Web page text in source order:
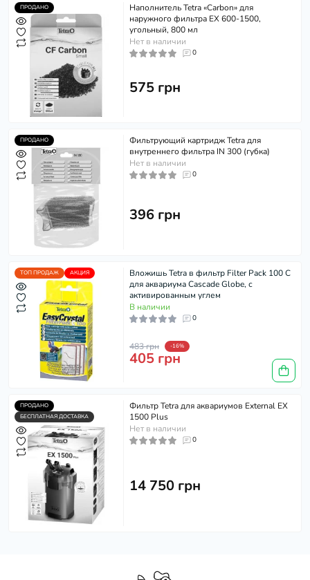
ПРОДАНО
Наполнитель Tetra «Carbon» для
наружного фильтра EX 600-1500,
угольный, 800 мл
Нет в наличии
0
575 грн
ПРОДАНО
Фильтрующий картридж Tetra для
внутреннего фильтра IN 300 (губка)
Нет в наличии
0
396 грн
ТОП ПРОДАЖ АКЦИЯ
Вложишь Tetra в фильтр Filter Pack 100 C
для аквариума Cascade Globe, с
активированным углем
В наличии
0
483 грн -16%
405 грн
ПРОДАНО
БЕСПЛАТНАЯ ДОСТАВКА
Фильтр Tetra для аквариумов External EX
1500 Plus
Нет в наличии
0
14 750 грн